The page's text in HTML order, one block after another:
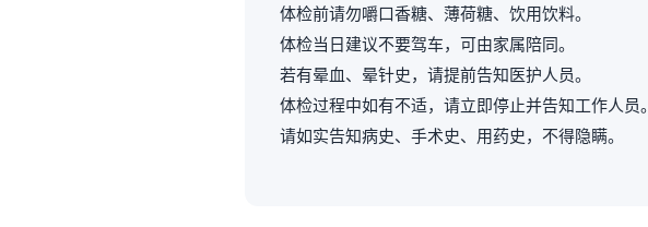
体检前请勿嚼口香糖、薄荷糖、饮用饮料。
体检当日建议不要驾车，可由家属陪同。
若有晕血、晕针史，请提前告知医护人员。
体检过程中如有不适，请立即停止并告知工作人员。
请如实告知病史、手术史、用药史，不得隐瞒。